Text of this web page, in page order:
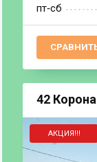
пт‐сб
42
АКЦИЯ!!!